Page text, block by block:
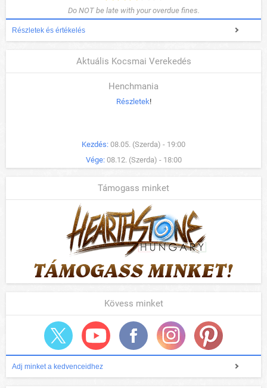
Do NOT be late with your overdue fines.
Részletek és értékelés
Aktuális Kocsmai Verekedés
Henchmania
Részletek!
Kezdés: 08.05. (Szerda) - 19:00
Vége: 08.12. (Szerda) - 18:00
Támogass minket
Kövess minket
Adj minket a kedvenceidhez